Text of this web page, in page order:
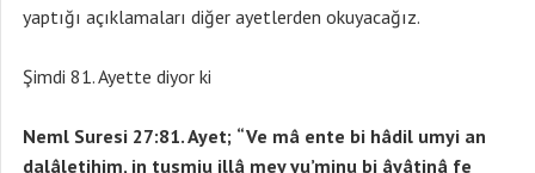
yaptığı açıklamaları diğer ayetlerden okuyacağız.
Şimdi 81. Ayette diyor ki
Neml Suresi 27:81. Ayet; “Ve mâ ente bi hâdil umyi an
dalâletihim, in tusmiu illâ mey yu’minu bi âyâtinâ fe